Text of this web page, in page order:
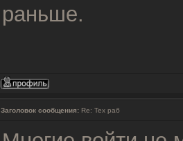
раньше.
Заголовок сообщения: Re: Тех раб